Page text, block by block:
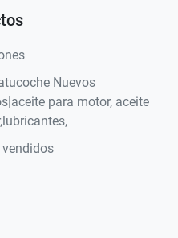
Nuevos
para motor, aceite
vendidos